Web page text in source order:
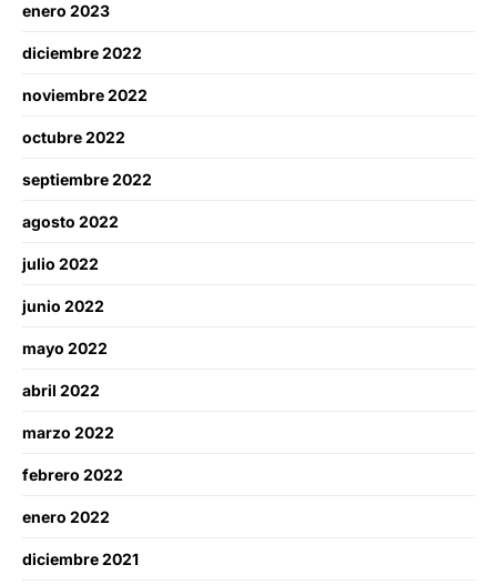
enero 2023
diciembre 2022
noviembre 2022
octubre 2022
septiembre 2022
agosto 2022
julio 2022
junio 2022
mayo 2022
abril 2022
marzo 2022
febrero 2022
enero 2022
diciembre 2021